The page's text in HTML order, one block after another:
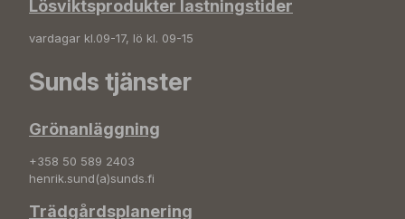
Lösviktsprodukter lastningstider
vardagar kl.09-17, lö kl. 09-15
Sunds tjänster
Grönanläggning
+358 50 589 2403
henrik.sund(a)sunds.fi
Trädgårdsplanering